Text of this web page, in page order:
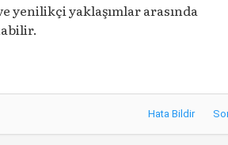
yenilikçi yaklaşımlar arasında
Hata Bildir